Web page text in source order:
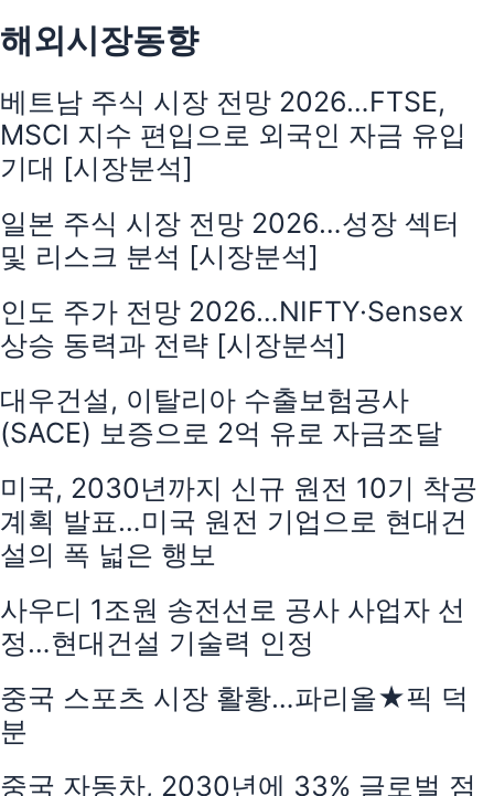
해외시장동향
베트남 주식 시장 전망 2026…FTSE,
MSCI 지수 편입으로 외국인 자금 유입
기대 [시장분석]
일본 주식 시장 전망 2026…성장 섹터
및 리스크 분석 [시장분석]
인도 주가 전망 2026…NIFTY·Sensex
상승 동력과 전략 [시장분석]
대우건설, 이탈리아 수출보험공사
(SACE) 보증으로 2억 유로 자금조달
미국, 2030년까지 신규 원전 10기 착공
계획 발표…미국 원전 기업으로 현대건
설의 폭 넓은 행보
사우디 1조원 송전선로 공사 사업자 선
정…현대건설 기술력 인정
중국 스포츠 시장 활황…파리올★픽 덕
분
중국 자동차, 2030년에 33% 글로벌 점